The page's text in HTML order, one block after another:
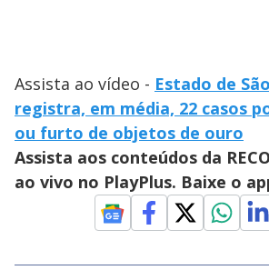
Assista ao vídeo - Estado de
registra, em média, 22 casos
ou furto de objetos de ouro
Assista aos conteúdos da
ao vivo no PlayPlus. Baixe o